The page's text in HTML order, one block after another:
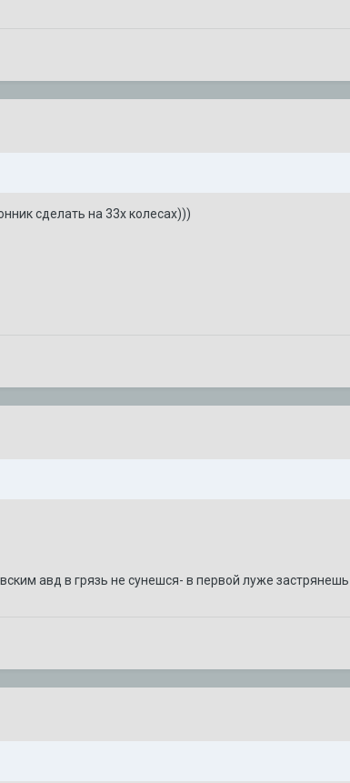
сделать на 33х колесах)))
авд в грязь не сунешся- в первой луже застрянешь